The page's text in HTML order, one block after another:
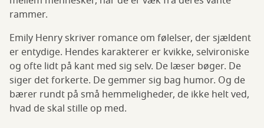
rammer.
Emily Henry skriver romance om følelser, der sjældent
er entydige. Hendes karakterer er kvikke, selvironiske
og ofte lidt på kant med sig selv. De læser bøger. De
siger det forkerte. De gemmer sig bag humor. Og de
bærer rundt på små hemmeligheder, de ikke helt ved,
hvad de skal stille op med.